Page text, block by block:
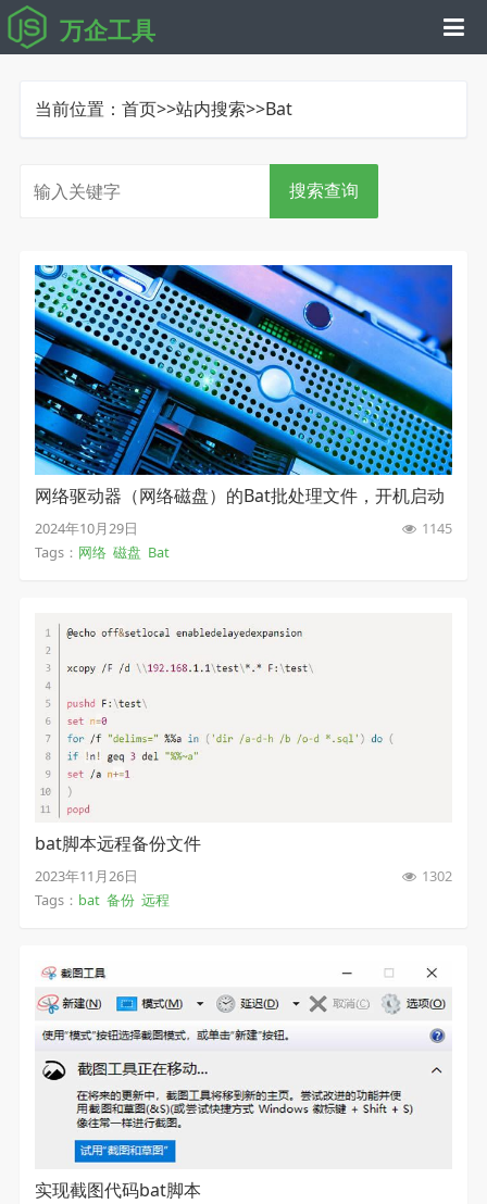
万企工具
当前位置： 首页>>站内搜索>>Bat
搜索查询
网络驱动器（网络磁盘）的Bat批处理文件，开机启动
或者计划任务中无法执行
2024年10月29日
1145
Tags： 网络 磁盘 Bat
bat脚本远程备份文件
2023年11月26日
1302
Tags： bat 备份 远程
实现截图代码bat脚本